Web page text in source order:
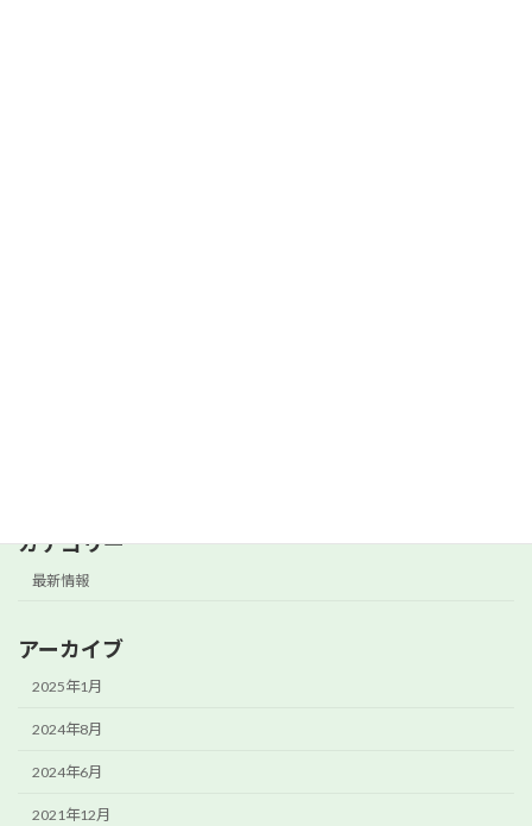
カテゴリー
最新情報
アーカイブ
2025年1月
2024年8月
2024年6月
2021年12月